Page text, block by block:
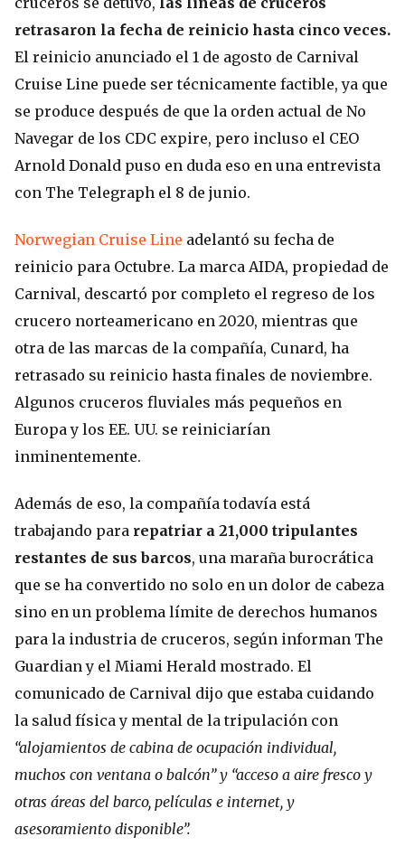
retrasaron la fecha de reinicio hasta cinco veces.
El reinicio anunciado el 1 de agosto de Carnival
Cruise Line puede ser técnicamente factible, ya que
se produce después de que la orden actual de No
Navegar de los CDC expire, pero incluso el CEO
Arnold Donald puso en duda eso en una entrevista
con The Telegraph el 8 de junio.
Norwegian Cruise Line adelantó su fecha de
reinicio para Octubre. La marca AIDA, propiedad de
Carnival, descartó por completo el regreso de los
crucero norteamericano en 2020, mientras que
otra de las marcas de la compañía, Cunard, ha
retrasado su reinicio hasta finales de noviembre.
Algunos cruceros fluviales más pequeños en
Europa y los EE. UU. se reiniciarían
inminentemente.
Además de eso, la compañía todavía está
trabajando para repatriar a 21,000 tripulantes
restantes de sus barcos, una maraña burocrática
que se ha convertido no solo en un dolor de cabeza
sino en un problema límite de derechos humanos
para la industria de cruceros, según informan The
Guardian y el Miami Herald mostrado. El
comunicado de Carnival dijo que estaba cuidando
la salud física y mental de la tripulación con
“alojamientos de cabina de ocupación individual,
muchos con ventana o balcón” y “acceso a aire fresco y
otras áreas del barco, películas e internet, y
asesoramiento disponible”.